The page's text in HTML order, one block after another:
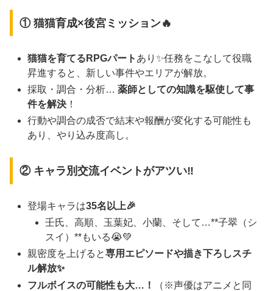
① 猫猫育成×後宮ミッション🔥
猫猫を育てるRPGパート あり✨任務をこなして役職
昇進すると、新しい事件やエリアが解放。
採取・調合・分析…薬師としての知識を駆使して事
件を解決 ！
行動や調合の成否で結末や報酬が変化する可能性も
あり、やり込み度高し。
② キャラ別交流イベントがアツい‼️
登場キャラは35名以上🎉
壬氏、高順、玉葉妃、小蘭、そして…**子翠（シ
スイ）**もいる😭💚
親密度を上げると専用エピソードや描き下ろしスチ
ル解放✨
フルボイスの可能性も大…！
（※声優はアニメと同